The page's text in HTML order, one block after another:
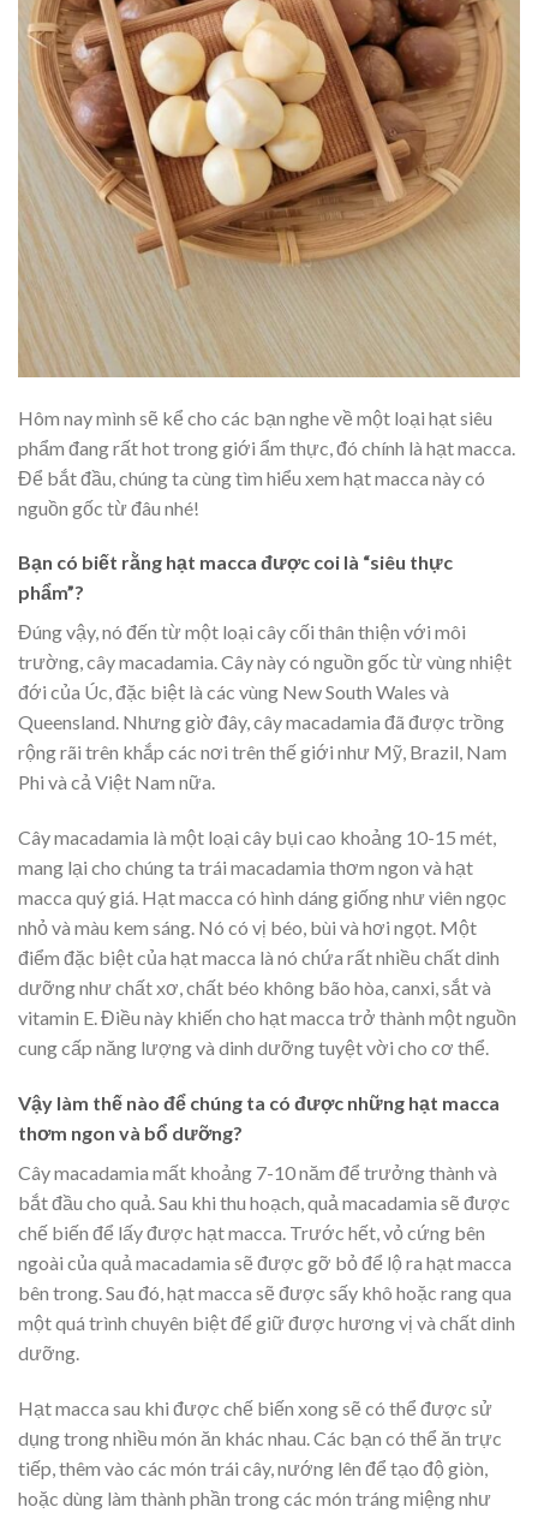
Hôm nay mình sẽ kể cho các bạn nghe về một loại hạt siêu
phẩm đang rất hot trong giới ẩm thực, đó chính là hạt macca.
Để bắt đầu, chúng ta cùng tìm hiểu xem hạt macca này có
nguồn gốc từ đâu nhé!
Bạn có biết rằng hạt macca được coi là “siêu thực
phẩm”?
Đúng vậy, nó đến từ một loại cây cối thân thiện với môi
trường, cây macadamia. Cây này có nguồn gốc từ vùng nhiệt
đới của Úc, đặc biệt là các vùng New South Wales và
Queensland. Nhưng giờ đây, cây macadamia đã được trồng
rộng rãi trên khắp các nơi trên thế giới như Mỹ, Brazil, Nam
Phi và cả Việt Nam nữa.
Cây macadamia là một loại cây bụi cao khoảng 10-15 mét,
mang lại cho chúng ta trái macadamia thơm ngon và hạt
macca quý giá. Hạt macca có hình dáng giống như viên ngọc
nhỏ và màu kem sáng. Nó có vị béo, bùi và hơi ngọt. Một
điểm đặc biệt của hạt macca là nó chứa rất nhiều chất dinh
dưỡng như chất xơ, chất béo không bão hòa, canxi, sắt và
vitamin E. Điều này khiến cho hạt macca trở thành một nguồn
cung cấp năng lượng và dinh dưỡng tuyệt vời cho cơ thể.
Vậy làm thế nào để chúng ta có được những hạt macca
thơm ngon và bổ dưỡng?
Cây macadamia mất khoảng 7-10 năm để trưởng thành và
bắt đầu cho quả. Sau khi thu hoạch, quả macadamia sẽ được
chế biến để lấy được hạt macca. Trước hết, vỏ cứng bên
ngoài của quả macadamia sẽ được gỡ bỏ để lộ ra hạt macca
bên trong. Sau đó, hạt macca sẽ được sấy khô hoặc rang qua
một quá trình chuyên biệt để giữ được hương vị và chất dinh
dưỡng.
Hạt macca sau khi được chế biến xong sẽ có thể được sử
dụng trong nhiều món ăn khác nhau. Các bạn có thể ăn trực
tiếp, thêm vào các món trái cây, nướng lên để tạo độ giòn,
hoặc dùng làm thành phần trong các món tráng miệng như